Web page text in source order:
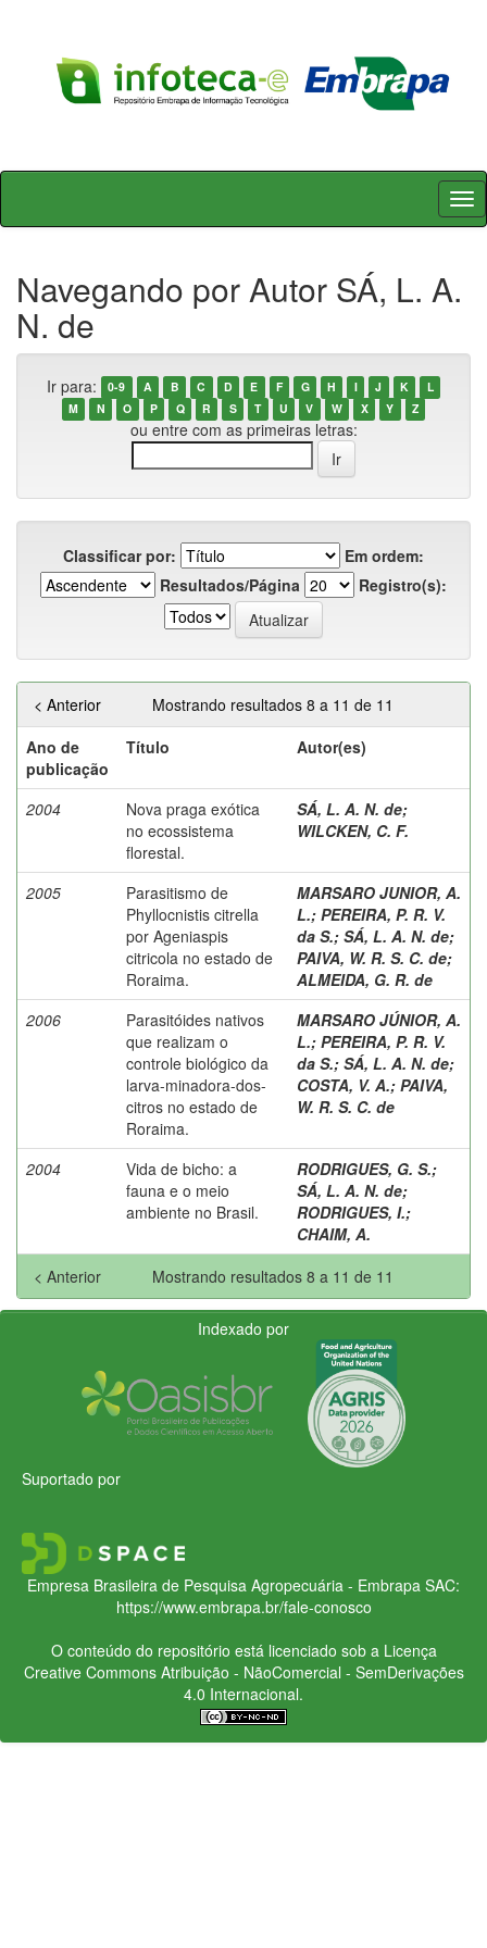
Skip
Navegando por Autor SÁ, L. A.
N. de
Ir para: 0-9 A B C D E F G H I J K
L
M
N O P Q R S T U V W X Y Z
ou entre com as primeiras letras:
Classificar por:
Em ordem:
Resultados/Página
Registro(s):
Mostrando resultados 8 a 11 de 11
< Anterior
Ano de
publicação
Título Autor(es)
2004
Nova praga exótica
no ecossistema
florestal.
SÁ, L. A. N. de;
WILCKEN, C. F.
2005
Parasitismo de
Phyllocnistis citrella
por Ageniaspis
citricola no estado de
Roraima.
MARSARO JUNIOR, A.
L.; PEREIRA, P. R. V.
da S.; SÁ, L. A. N. de;
PAIVA, W. R. S. C. de;
ALMEIDA, G. R. de
2006
Parasitóides nativos
que realizam o
controle biológico da
larva-minadora-dos-
citros no estado de
Roraima.
MARSARO JÚNIOR, A.
L.; PEREIRA, P. R. V.
da S.; SÁ, L. A. N. de;
COSTA, V. A.; PAIVA,
W. R. S. C. de
2004
Vida de bicho: a
fauna e o meio
ambiente no Brasil.
RODRIGUES, G. S.;
SÁ, L. A. N. de;
RODRIGUES, I.;
CHAIM, A.
Mostrando resultados 8 a 11 de 11
< Anterior
Indexado por
Suportado por
Empresa Brasileira de Pesquisa Agropecuária - Embrapa SAC:
https://www.embrapa.br/fale-conosco
O conteúdo do repositório está licenciado sob a Licença
Creative CommonsAtribuição - NãoComercial - SemDerivações
4.0 Internacional.